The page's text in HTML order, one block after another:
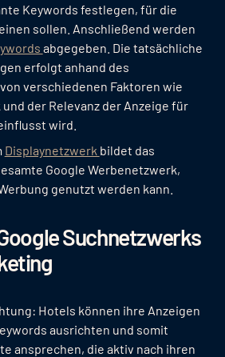
Keywords festlegen, für die
sollen. Anschließend werden
abgegeben. Die tatsächliche
erfolgt anhand des
verschiedenen Faktoren wie
der Relevanz der Anzeige für
wird.
Displaynetzwerk bildet das
Google Werbenetzwerk,
genutzt werden kann.
Suchnetzwerks
Hotels können ihre Anzeigen
ausrichten und somit
ansprechen, die aktiv nach ihren